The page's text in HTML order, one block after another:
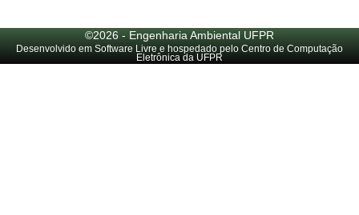
©2026 - Engenharia Ambiental UFPR
Desenvolvido em Software Livre e hospedado pelo Centro de Computação
Eletrônica da UFPR